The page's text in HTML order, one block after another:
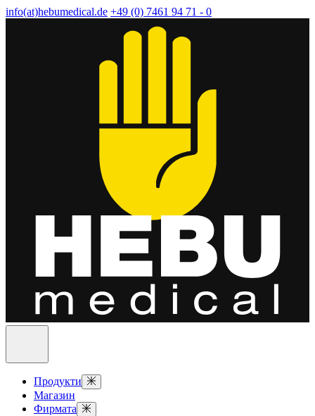
info(at)hebumedical.de +49 (0) 7461 94 71 - 0
Продукти
Магазин
Фирмата